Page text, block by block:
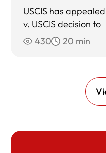
USCIS has
v. USCIS decision to
430
20 min